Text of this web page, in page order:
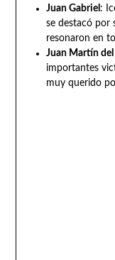
Juan Gabriel :
se destacó por
resonaron en
Juan Martín
importantes
muy querido